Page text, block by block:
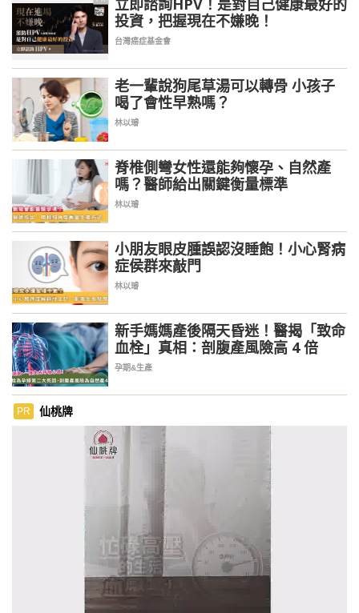
投資，把握現在不嫌晚！
台灣癌症基金會
老一輩說狗尾草湯可以轉骨 小孩子
喝了會性早熟嗎？
林以璿
脊椎側彎女性還能夠懷孕、自然產
嗎？醫師給出關鍵衡量標準
林以璿
小朋友眼皮腫誤認沒睡飽！小心腎病
症侯群來敲門
林以璿
新手媽媽產後隔天昏迷！醫揭「致命
血栓」真相：剖腹產風險高 4 倍
孕期&生產
PR 仙桃牌